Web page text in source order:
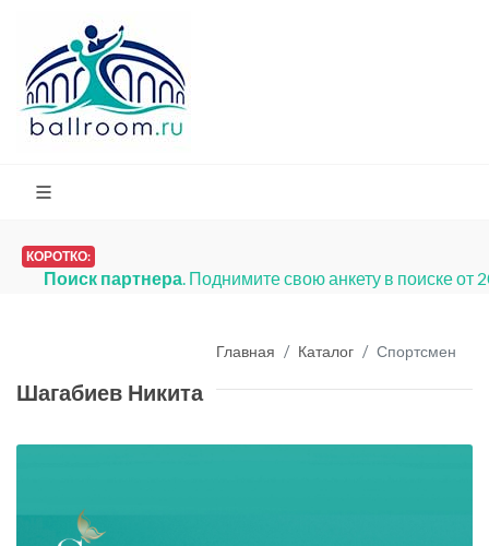
КОРОТКО:
Поиск партнера. Поднимите свою анкету в поиске от
Главная Каталог Спортсмен
Шагабиев Никита